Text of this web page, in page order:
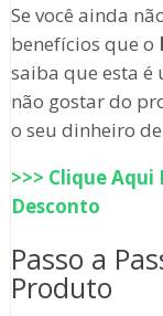
Se você ainda
benefícios que o
saiba que esta é
não gostar do
o seu dinheiro
>>> Clique
Desconto
Passo a
Produto